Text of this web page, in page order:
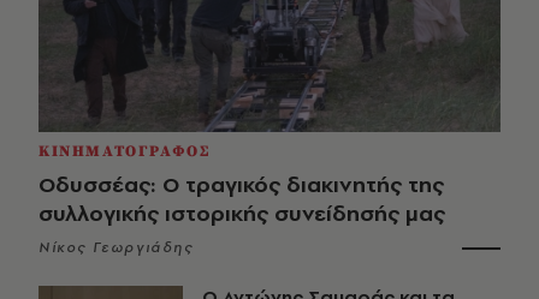
ΚΙΝΗΜΑΤΟΓΡΑΦΟΣ
Οδυσσέας: Ο τραγικός διακινητής της
συλλογικής ιστορικής συνείδησής μας
Νίκος Γεωργιάδης